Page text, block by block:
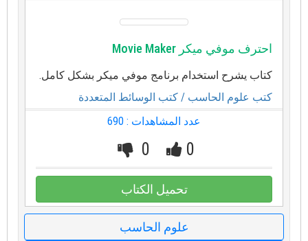
احترف موفي ميكر Movie Maker
كتاب يشرح استخدام برنامج موفي ميكر بشكل كامل.
كتب علوم الحاسب / كتب الوسائط المتعددة
عدد المشاهدات : 690
0
0
تحميل الكتاب
علوم الحاسب